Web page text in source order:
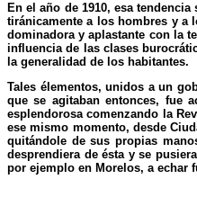
En el año de 1910, esa
tiránicamente a los hombres y a
dominadora y aplastante con la
influencia de las clases
la generalidad de los habitantes.
Tales élementos, unidos a un
que se agitaban entonces, fue
esplendorosa comenzando la
ese mismo momento, desde
quitándole de sus propias
desprendiera de ésta y se
por ejemplo en Morelos, a echar